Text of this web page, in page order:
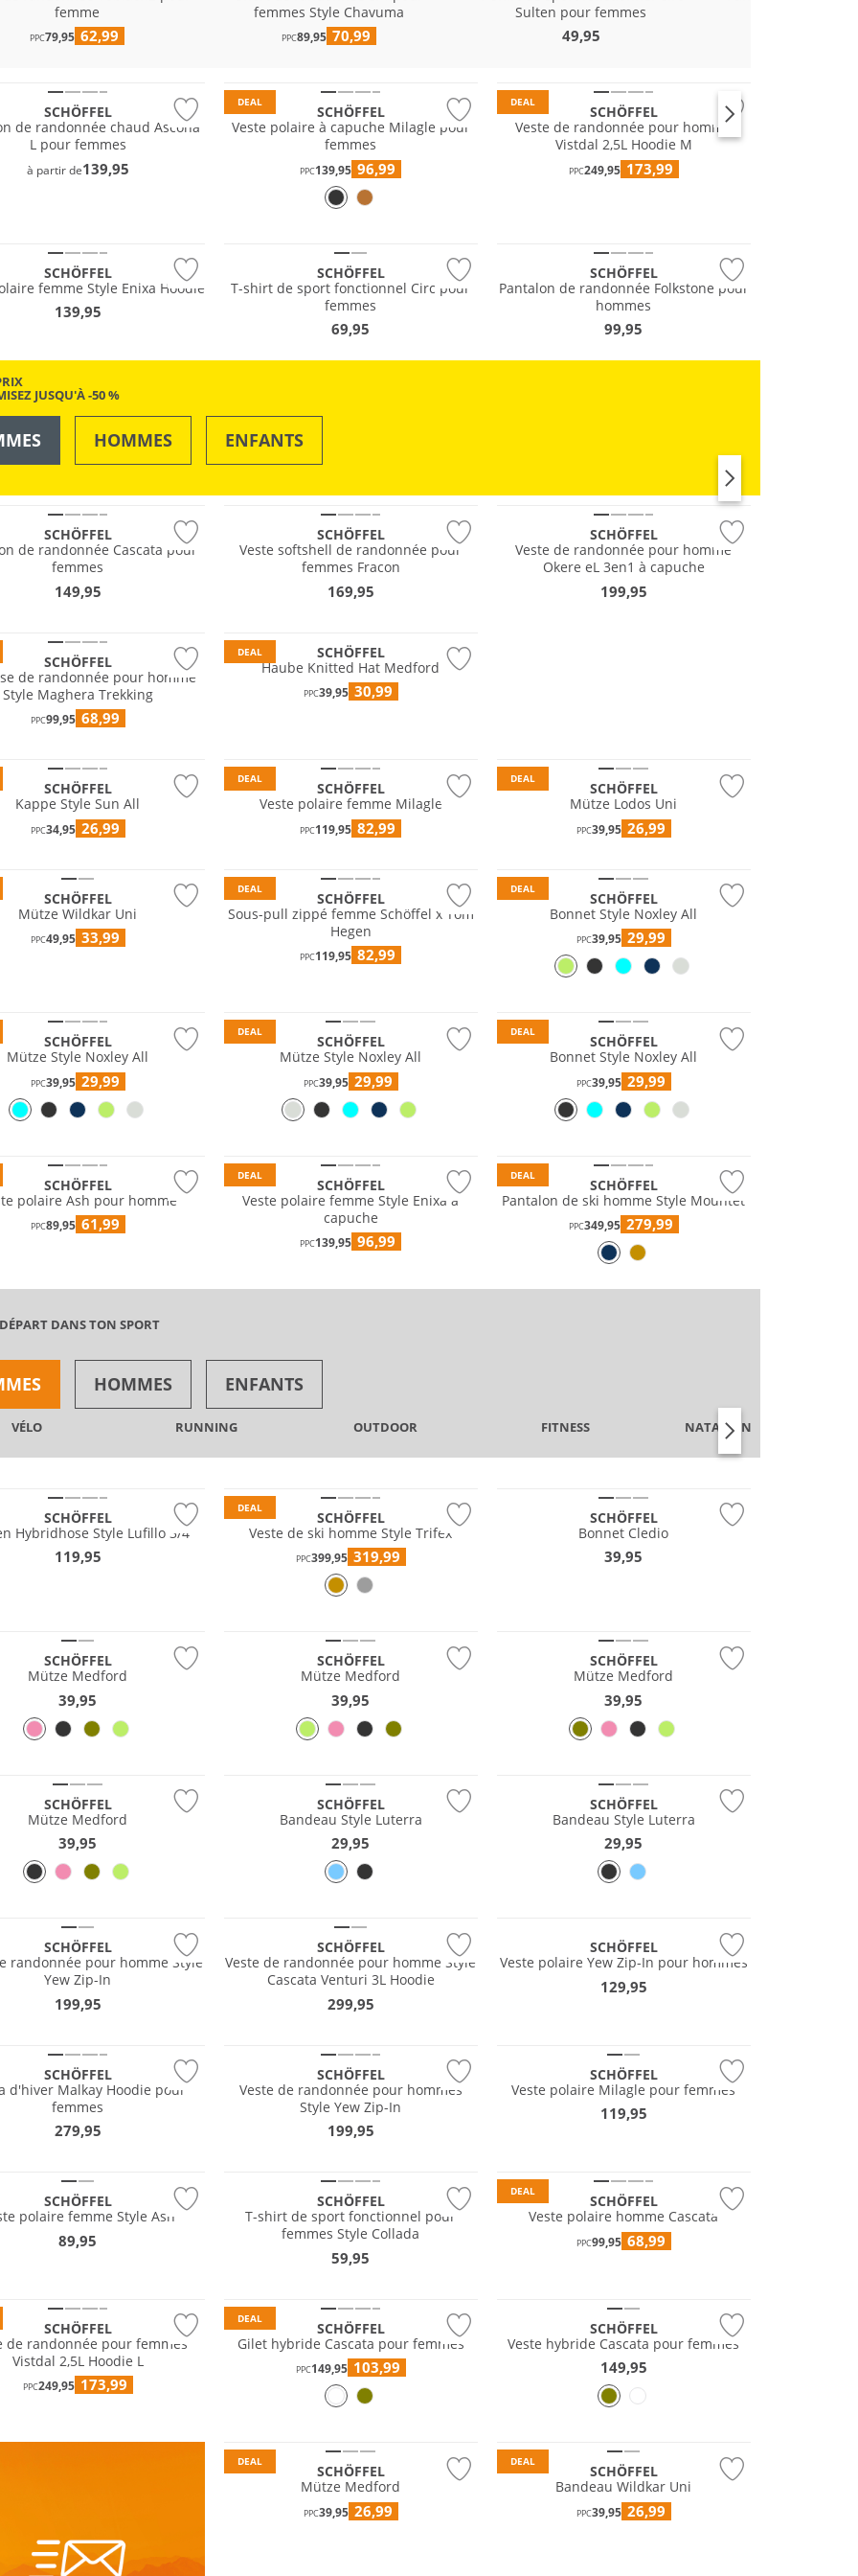
femme
PPC79,95 62,99
femmes Style Chavuma
PPC89,95 70,99
Sulten pour femmes
49,95
tailles
SCHÖFFEL
de randonnée chaud Ascona
L pour femmes
à partir de139,95
DEAL
Grandes tailles
SCHÖFFEL
Veste polaire à capuche Milagle pour
femmes
PPC139,95 96,99
DEAL
Résistant à l'eau
Grandes tailles
SCHÖFFEL
Veste de randonnée pour homme
Vistdal 2,5L Hoodie M
PPC249,95 173,99
SCHÖFFEL
femme Style Enixa Hoodie
139,95
SCHÖFFEL
T-shirt de sport fonctionnel Circ pour
femmes
69,95
SCHÖFFEL
Pantalon de randonnée Folkstone pour
hommes
99,95
JUSQU'À -50 %
HOMMES ENFANTS
SCHÖFFEL
de randonnée Cascata pour
femmes
149,95
SCHÖFFEL
Veste softshell de randonnée pour
femmes Fracon
169,95
SCHÖFFEL
Veste de randonnée pour homme
Okere eL 3en1 à capuche
199,95
SCHÖFFEL
de randonnée pour homme
Style Maghera Trekking
PPC99,95 68,99
DEAL
SCHÖFFEL
Haube Knitted Hat Medford
PPC39,95 30,99
SCHÖFFEL
Kappe Style Sun All
PPC34,95 26,99
DEAL
SCHÖFFEL
Veste polaire femme Milagle
PPC119,95 82,99
DEAL
SCHÖFFEL
Mütze Lodos Uni
PPC39,95 26,99
SCHÖFFEL
Mütze Wildkar Uni
PPC49,95 33,99
DEAL
SCHÖFFEL
Sous-pull zippé femme Schöffel x Tom
Hegen
PPC119,95 82,99
DEAL
SCHÖFFEL
Bonnet Style Noxley All
PPC39,95 29,99
SCHÖFFEL
Mütze Style Noxley All
PPC39,95 29,99
DEAL
SCHÖFFEL
Mütze Style Noxley All
PPC39,95 29,99
DEAL
SCHÖFFEL
Bonnet Style Noxley All
PPC39,95 29,99
tailles
SCHÖFFEL
polaire Ash pour homme
PPC89,95 61,99
DEAL
Grandes tailles
SCHÖFFEL
Veste polaire femme Style Enixa à
capuche
PPC139,95 96,99
DEAL
Résistant à l'eau
SCHÖFFEL
Pantalon de ski homme Style Mountet
PPC349,95 279,99
DANS TON SPORT
HOMMES ENFANTS
VÉLO RUNNING OUTDOOR FITNESS NATATION & PLAGE
SCHÖFFEL
Hybridhose Style Lufillo 3/4
119,95
DEAL
SCHÖFFEL
Veste de ski homme Style Trifex
PPC399,95 319,99
SCHÖFFEL
Bonnet Cledio
39,95
SCHÖFFEL
Mütze Medford
39,95
SCHÖFFEL
Mütze Medford
39,95
SCHÖFFEL
Mütze Medford
39,95
SCHÖFFEL
Mütze Medford
39,95
SCHÖFFEL
Bandeau Style Luterra
29,95
SCHÖFFEL
Bandeau Style Luterra
29,95
SCHÖFFEL
randonnée pour homme Style
Yew Zip-In
199,95
SCHÖFFEL
Veste de randonnée pour homme Style
Cascata Venturi 3L Hoodie
299,95
SCHÖFFEL
Veste polaire Yew Zip-In pour hommes
129,95
à l'eau
SCHÖFFEL
d'hiver Malkay Hoodie pour
femmes
279,95
SCHÖFFEL
Veste de randonnée pour hommes
Style Yew Zip-In
199,95
SCHÖFFEL
Veste polaire Milagle pour femmes
119,95
SCHÖFFEL
polaire femme Style Ash
89,95
NOUVEAU
SCHÖFFEL
T-shirt de sport fonctionnel pour
femmes Style Collada
59,95
DEAL
SCHÖFFEL
Veste polaire homme Cascata
PPC99,95 68,99
à l'eau
SCHÖFFEL
de randonnée pour femmes
Vistdal 2,5L Hoodie L
PPC249,95 173,99
DEAL
SCHÖFFEL
Gilet hybride Cascata pour femmes
PPC149,95 103,99
NOUVEAU
SCHÖFFEL
Veste hybride Cascata pour femmes
149,95
DEAL
SCHÖFFEL
Mütze Medford
PPC39,95 26,99
DEAL
SCHÖFFEL
Bandeau Wildkar Uni
PPC39,95 26,99